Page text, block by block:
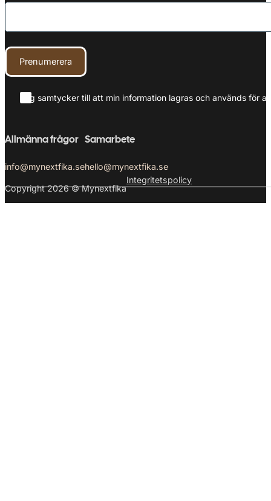
Prenumerera
Jag samtycker till att min information lagras och används för
Allmänna frågor
info@mynextfika.se
Samarbete
hello@mynextfika.se
Copyright 2026 © Mynextfika
Integritetspolicy